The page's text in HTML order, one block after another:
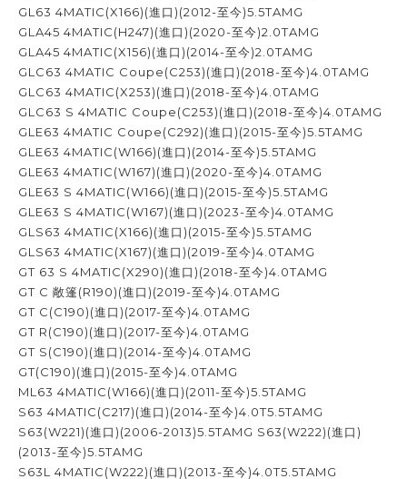
GL63 4MATIC(X166)(進口)(2012-至今)5.5TAMG
GLA45 4MATIC(H247)(進口)(2020-至今)2.0TAMG
GLA45 4MATIC(X156)(進口)(2014-至今)2.0TAMG
GLC63 4MATIC Coupe(C253)(進口)(2018-至今)4.0TAMG
GLC63 4MATIC(X253)(進口)(2018-至今)4.0TAMG
GLC63 S 4MATIC Coupe(C253)(進口)(2018-至今)4.0TAMG
GLE63 4MATIC Coupe(C292)(進口)(2015-至今)5.5TAMG
GLE63 4MATIC(W166)(進口)(2014-至今)5.5TAMG
GLE63 4MATIC(W167)(進口)(2020-至今)4.0TAMG
GLE63 S 4MATIC(W166)(進口)(2015-至今)5.5TAMG
GLE63 S 4MATIC(W167)(進口)(2023-至今)4.0TAMG
GLS63 4MATIC(X166)(進口)(2015-至今)5.5TAMG
GLS63 4MATIC(X167)(進口)(2019-至今)4.0TAMG
GT 63 S 4MATIC(X290)(進口)(2018-至今)4.0TAMG
GT C 敞篷(R190)(進口)(2019-至今)4.0TAMG
GT C(C190)(進口)(2017-至今)4.0TAMG
GT R(C190)(進口)(2017-至今)4.0TAMG
GT S(C190)(進口)(2014-至今)4.0TAMG
GT(C190)(進口)(2015-至今)4.0TAMG
ML63 4MATIC(W166)(進口)(2011-至今)5.5TAMG
S63 4MATIC(C217)(進口)(2014-至今)4.0T5.5TAMG
S63(W221)(進口)(2006-2013)5.5TAMG S63(W222)(進口)
(2013-至今)5.5TAMG
S63L 4MATIC(W222)(進口)(2013-至今)4.0T5.5TAMG